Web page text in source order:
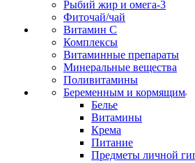
Рыбий жир и омега-3
Фиточай/чай
Витамин С
Комплексы
Витаминные препараты
Минеральные вещества
Поливитамины
Беременным и кормящим
Белье
Витамины
Крема
Питание
Предметы личной